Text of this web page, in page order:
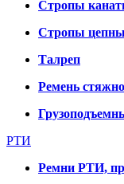
Стропы
Стропы
Талреп
Ремень
РТИ
Ремни РТИ,